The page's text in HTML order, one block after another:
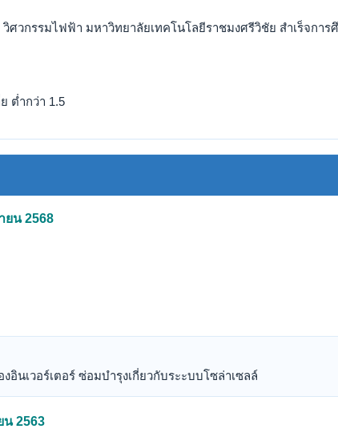
กรรมไฟฟ้า มหาวิทยาลัยเทคโนโลยีราชมงศรีวิชัย สำเร็จการ
ต่ำกว่า 1.5
ยน 2568
อินเวอร์เตอร์ ซ่อมบำรุงเกี่ยวกับระะบบโซล่าเซลล์
น 2563